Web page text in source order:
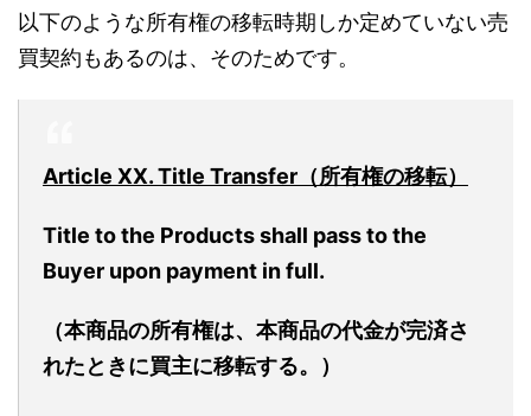
以下のような所有権の移転時期しか定めていない売
買契約もあるのは、そのためです。
Article XX. Title Transfer（所有権の移転）
Title to the Products shall pass to the
Buyer upon payment in full.
（本商品の所有権は、本商品の代金が完済さ
れたときに買主に移転する。）